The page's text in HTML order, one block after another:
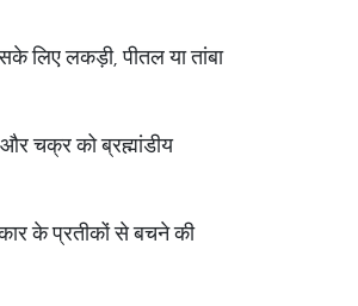
लिए लकड़ी, पीतल या तांबा
चक्र को ब्रह्मांडीय
के प्रतीकों से बचने की